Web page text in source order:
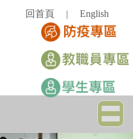
回首頁 English